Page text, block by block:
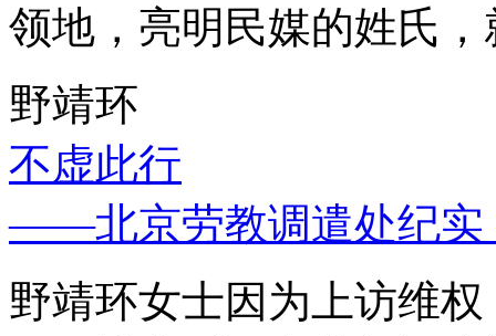
领地，亮明民媒的姓氏
野靖环
不虚此行
——北京劳教调遣处纪实
野靖环女士因为上访维